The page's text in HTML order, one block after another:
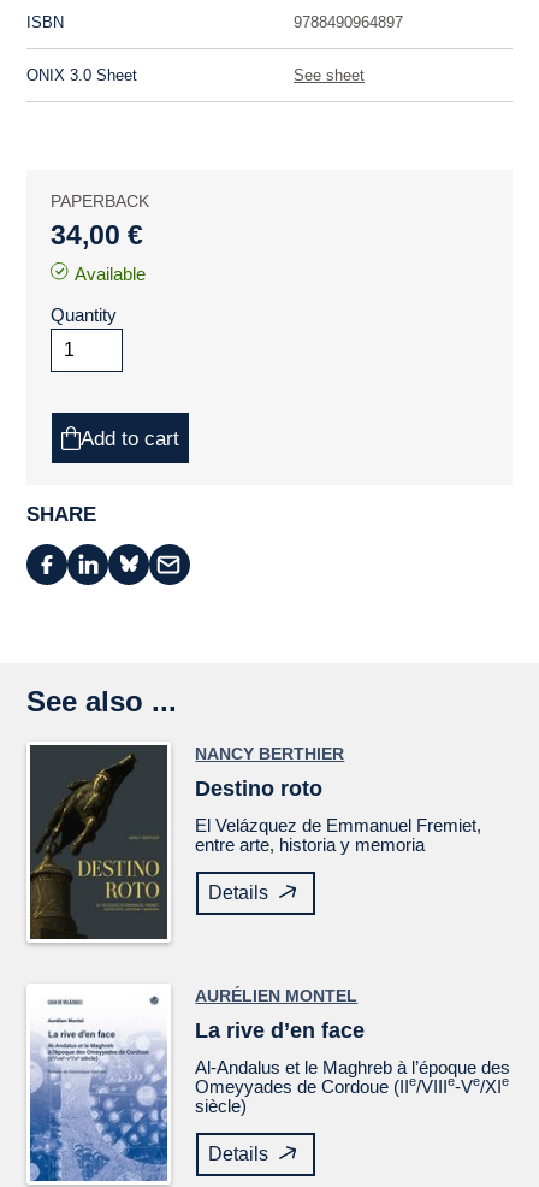
ISBN 9788490964897
ONIX 3.0 Sheet See sheet
PAPERBACK
34,00 €
Available
Quantity
Add to cart
SHARE
See also ...
NANCY BERTHIER
Destino roto
ElVelázquez de Emmanuel Fremiet,
entre arte, historia y memoria
Details
AURÉLIEN MONTEL
La rive d’en face
Al-Andalus et le Maghreb à l’époque des
Omeyyades de Cordoue (IIe/VIIIe-Ve/XIe
siècle)
Details